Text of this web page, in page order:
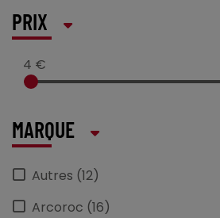
Terrines & plats à oreilles
PRIX
4 €
MARQUE
Autres (12)
Arcoroc (16)